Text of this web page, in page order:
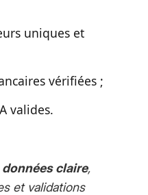
uniques et
vérifiées ;
valides.
claire,
et validations